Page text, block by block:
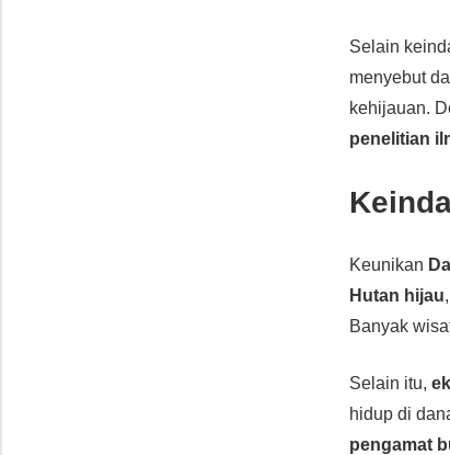
Selain
menyebut
kehijauan.
penelitian
Keunikan
Hutan hijau,
Banyak
Selain itu,
hidup di
pengamat